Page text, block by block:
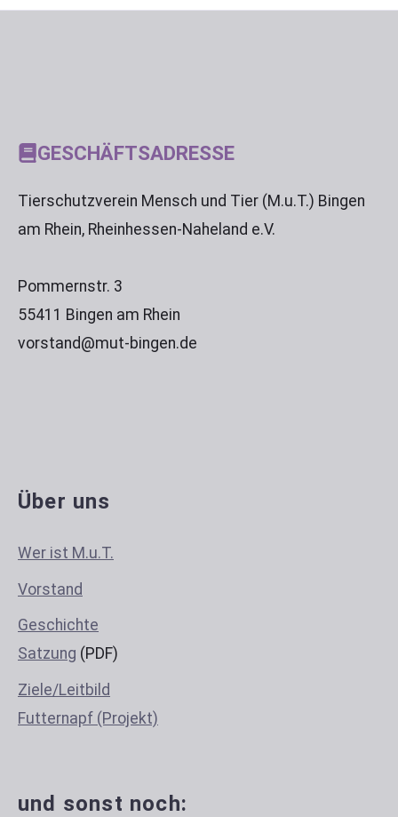
GESCHÄFTSADRESSE
Tierschutzverein Mensch und Tier (M.u.T.) Bingen
am Rhein, Rheinhessen-Naheland e.V.
Pommernstr. 3
55411 Bingen am Rhein
vorstand@mut-bingen.de
Über uns
Wer ist M.u.T.
Vorstand
Geschichte
Satzung (PDF)
Ziele/Leitbild
Futternapf (Projekt)
und sonst noch: